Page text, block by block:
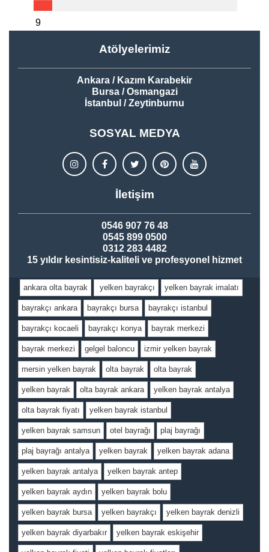
9
Atölyelerimiz
Ankara / Kazım Karabekir
Bursa / Osmangazi
İstanbul / Zeytinburnu
SOSYAL MEDYA
İletişim
0546 907 76 48
0545 899 0500
0312 283 4482
15 yıldır kesintisiz-kaliteli ve profesyonel hizmet
ankara olta bayrak yelken bayrakçı yelken bayrak imalatı
bayrakçı ankara bayrakçı bursa bayrakçı istanbul
bayrakçı kocaeli bayrakçı konya bayrak merkezi
bayrak merkezi gelgel baloncu izmir yelken bayrak
mersin yelken bayrak olta bayrak olta bayrak
yelken bayrak olta bayrak ankara yelken bayrak antalya
olta bayrak fiyatı yelken bayrak istanbul
yelken bayrak samsun otel bayrağı plaj bayrağı
plaj bayrağı antalya yelken bayrak yelken bayrak adana
yelken bayrak antalya yelken bayrak antep
yelken bayrak aydın yelken bayrak bolu
yelken bayrak bursa yelken bayrakçı yelken bayrak denizli
yelken bayrak diyarbakır yelken bayrak eskişehir